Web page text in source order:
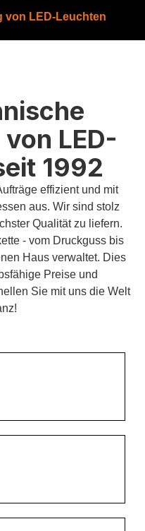
von LED-Leuchten
LED-
1992
effizient und mit
aus. Wir sind stolz
Qualität zu liefern.
- vom Druckguss bis
Haus verwaltet. Dies
Preise und
Sie mit uns die Welt